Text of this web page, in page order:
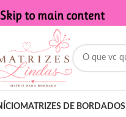
Skip to main content
MATRIZES DE BORDADOS